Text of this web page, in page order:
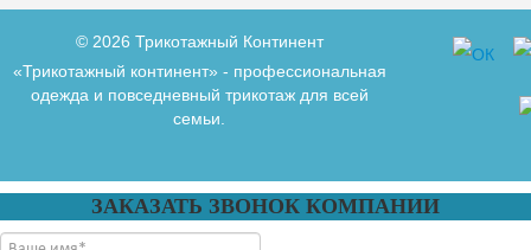
© 2026 Трикотажный Континент
«Трикотажный континент» - профессиональная
одежда и повседневный трикотаж для всей
семьи.
ЗАКАЗАТЬ ЗВОНОК КОМПАНИИ